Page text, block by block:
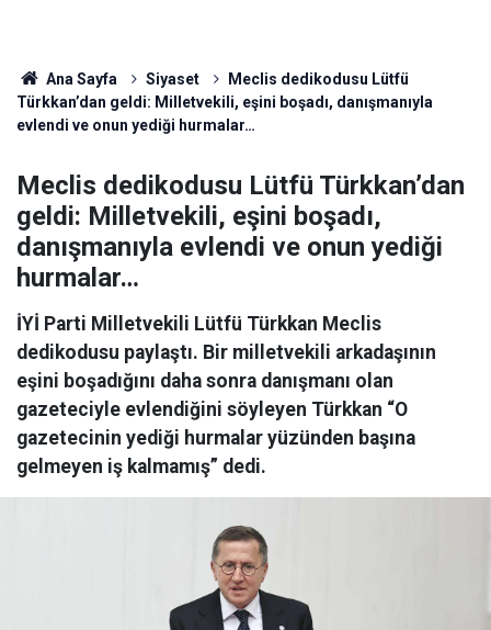
Ana Sayfa Siyaset
Meclis dedikodusu Lütfü
Türkkan’dan geldi: Milletvekili, eşini boşadı, danışmanıyla
evlendi ve onun yediği hurmalar…
Meclis dedikodusu Lütfü Türkkan’dan
geldi: Milletvekili, eşini boşadı,
danışmanıyla evlendi ve onun yediği
hurmalar…
İYİ Parti Milletvekili Lütfü Türkkan Meclis
dedikodusu paylaştı. Bir milletvekili arkadaşının
eşini boşadığını daha sonra danışmanı olan
gazeteciyle evlendiğini söyleyen Türkkan “O
gazetecinin yediği hurmalar yüzünden başına
gelmeyen iş kalmamış” dedi.